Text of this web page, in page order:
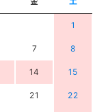
1
7 8
14 15
21 22